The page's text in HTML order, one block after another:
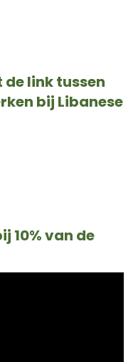
de link tussen
bij Libanese
10% van de